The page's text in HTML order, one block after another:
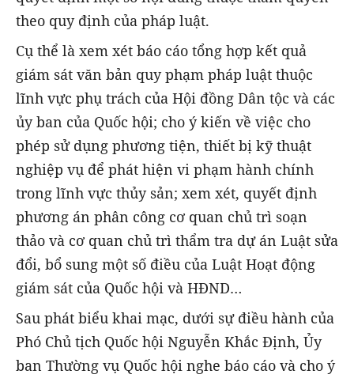
theo quy định của pháp luật.
Cụ thể là xem xét báo cáo tổng hợp kết quả
giám sát văn bản quy phạm pháp luật thuộc
lĩnh vực phụ trách của Hội đồng Dân tộc và các
ủy ban của Quốc hội; cho ý kiến về việc cho
phép sử dụng phương tiện, thiết bị kỹ thuật
nghiệp vụ để phát hiện vi phạm hành chính
trong lĩnh vực thủy sản; xem xét, quyết định
phương án phân công cơ quan chủ trì soạn
thảo và cơ quan chủ trì thẩm tra dự án Luật sửa
đổi, bổ sung một số điều của Luật Hoạt động
giám sát của Quốc hội và HĐND…
Sau phát biểu khai mạc, dưới sự điều hành của
Phó Chủ tịch Quốc hội Nguyễn Khắc Định, Ủy
ban Thường vụ Quốc hội nghe báo cáo và cho ý